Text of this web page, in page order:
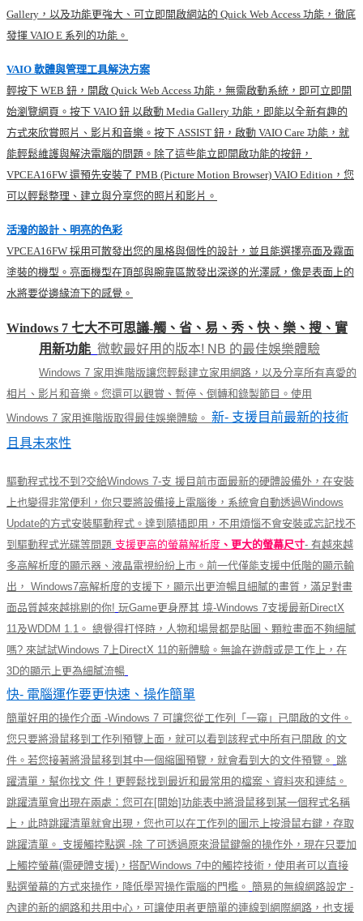
Gallery，以及功能更強大、可立即開啟網站的 Quick Web Access 功能，徹底
發揮 VAIO E 系列的功能。
VAIO 軟體與管理工具解決方案
輕按下 WEB 鈕，開啟 Quick Web Access 功能，無需啟動系統，即可立即開
始瀏覽網頁。按下 VAIO 鈕 以啟動 Media Gallery 功能，即能以全新有趣的
方式來欣賞照片、影片和音樂。按下 ASSIST 鈕，啟動 VAIO Care 功能，就
能輕鬆維護與解決電腦的問題。除了這些能立即開啟功能的按鈕，
VPCEA16FW 還預先安裝了 PMB (Picture Motion Browser) VAIO Edition，您
可以輕鬆整理、建立與分享您的照片和影片。
活潑的設計、明亮的色彩
VPCEA16FW 採用可散發出您的風格與個性的設計，並且能選擇亮面及霧面
塗裝的機型。亮面機型在頂部與腕靠區散發出深遂的光澤感，像是表面上的
水將要從邊緣流下的感覺。
Windows 7 七大不可思議-觸、省、易、秀、快、樂、搜、實
用新功能 微軟最好用的版本! NB 的最佳娛樂體驗
Windows 7 家用進階版讓您輕鬆建立家用網路，以及分享所有喜愛的
相片、影片和音樂。您還可以觀賞、暫停、倒轉和錄製節目。使用
Windows 7 家用進階版取得最佳娛樂體驗。 新- 支援目前最新的技術
且具未來性
驅動程式找不到?交給Windows 7-支 援目前市面最新的硬體設備外，在安裝
上也變得非常便利，你只要將設備接上電腦後，系統會自動透過Windows
Update的方式安裝驅動程式。達到隨插即用，不用煩惱不會安裝或忘記找不
到驅動程式光碟等問題 支援更高的螢幕解析度 、更大的螢幕尺寸- 有越來越
多高解析度的顯示器、液晶電視紛紛上市。前一代僅能支援中低階的顯示輸
出， Windows7高解析度的支援下，顯示出更流暢且細膩的畫質，滿足對畫
面品質越來越挑剔的你! 玩Game更身歷其 境-Windows 7支援最新DirectX
11及WDDM 1.1。 總覺得打怪時，人物和場景都是貼圖、顆粒畫面不夠細膩
嗎? 來試試Windows 7上DirectX 11的新體驗。無論在遊戲或是工作上，在
3D的顯示上更為細膩流暢
快- 電腦運作要更快速、操作簡單
簡單好用的操作介面 -Windows 7 可讓您從工作列「一窺」已開啟的文件。
您只要將滑鼠移到工作列預覽上面，就可以看到該程式中所有已開啟 的文
件。若您接著將滑鼠移到其中一個縮圖預覽，就會看到大的文件預覽。 跳
躍清單，幫你找文 件！更輕鬆找到最近和最常用的檔案、資料夾和連結。
跳躍清單會出現在兩處：您可在[開始]功能表中將滑鼠移到某一個程式名稱
上，此時跳躍清單就會出現，您也可以在工作列的圖示上按滑鼠右鍵，存取
跳躍清單。 支援觸控點選 -除 了可透過原來滑鼠鍵盤的操作外，現在只要加
上觸控螢幕(需硬體支援) ，搭配Windows 7中的觸控技術，使用者可以直接
點選螢幕的方式來操作，降低學習操作電腦的門檻。 簡易的無線網路設定 -
內建的新的網路和共用中心，可讓使用者更簡單的連線到網際網路，也支援